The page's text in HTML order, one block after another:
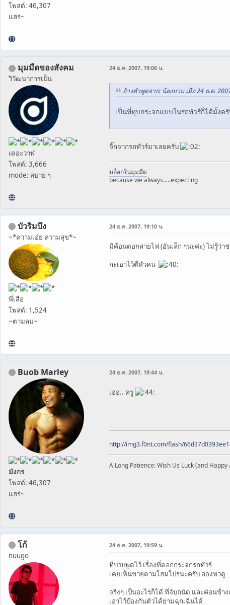
โพสต์: 46,307
แฮร่~
มุมมืดของสังคม
วิวัฒนาการเป็น
เดอะวาฬ
โพสต์: 3,666
mode: สบาย ๆ
24 ธ.ค. 2007, 19:06 น.
อ้างคำพูดจาก: น้องบวบ เมื่อ 24 ธ.ค.
เป็นที่ทุบกระจกแบบในรถทัวร์ก็ได้มั้งค
จิ๊กจากรถทัวร์มาเลยครับ
บล็อกในมุมมืด
because we always.....expecting
บัวริมบึง
~*ความเอ๋ย ความสุข*~
พี่เสือ
โพสต์: 1,524
~ตามลม~
24 ธ.ค. 2007, 19:10 น.
มีค้อนตอกสายไฟ (อันเล็ก ๆน่ะค่ะ) ไม่รู้ว่า
กะเอาไว้ตีหัวคน
Buob Marley
มังกร
โพสต์: 46,307
แฮร่~
24 ธ.ค. 2007, 19:44 น.
เอ่อ.. ครู
http://img3.f0nt.com/flash/
A Long Patience: Wish Us Luck (and
โก้
nuugo
24 ธ.ค. 2007, 19:59 น.
ที่บวบพูดไว้ เรื่องที่ตอกกระจกรถทัวร์
เคยเห็นขายตามโฮมโปรน่ะครับ ลองหาดู
จริงๆ เป็นอะไรก็ได้ ที่จับถนัด และค่อนข้่า
เอาไว้ป้องกันตัวได้ยามฉุกเฉินได้